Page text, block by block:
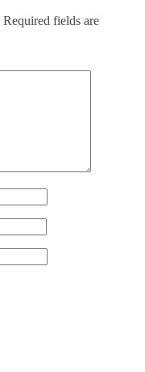
Required fields are